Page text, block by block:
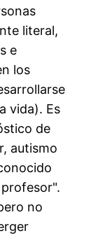
literal,
e
los
vida). Es
de
autismo
no